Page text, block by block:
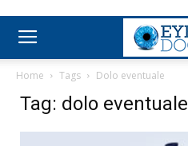
Home Tags Dolo eventuale
Tag: dolo eventuale